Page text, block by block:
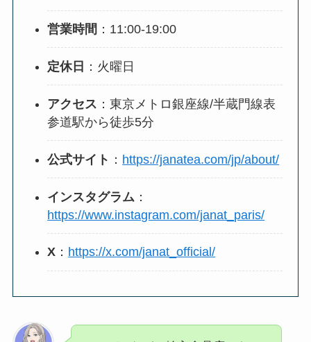
営業時間 ：11:00-19:00
定休日 ：火曜日
アクセス ：東京メトロ銀座線/半蔵門線表
参道駅から徒歩5分
公式サイト ： https://janatea.com/jp/about/
インスタグラム ：
https://www.instagram.com/janat_paris/
X ： https://x.com/janat_official/